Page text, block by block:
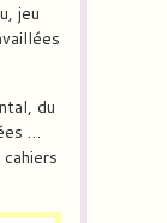
jeu
du
…